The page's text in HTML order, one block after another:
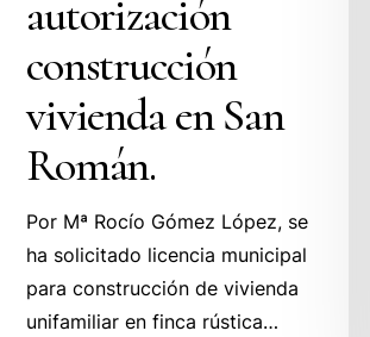
construcción
autorización
construcción
vivienda en San
Román.
Por Mª Rocío Gómez López, se
ha solicitado licencia municipal
para construcción de vivienda
unifamiliar en finca rústica…